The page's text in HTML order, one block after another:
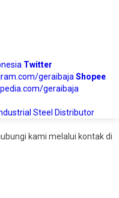
Twitter
geraibaja Shopee
geraibaja
Steel Distributor
kami melalui kontak di